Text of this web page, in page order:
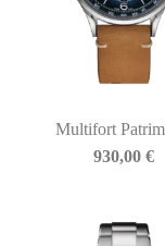
Multifort
930,00 €